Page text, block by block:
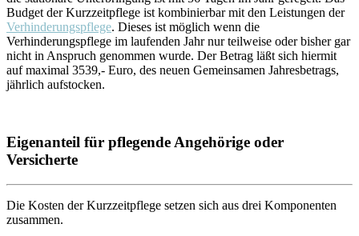
Budget der Kurzzeitpflege ist kombinierbar mit den Leistungen der
Verhinderungspflege. Dieses ist möglich wenn die
Verhinderungspflege im laufenden Jahr nur teilweise oder bisher gar
nicht in Anspruch genommen wurde. Der Betrag läßt sich hiermit
auf maximal 3539,- Euro, des neuen Gemeinsamen Jahresbetrags,
jährlich aufstocken.
Eigenanteil für pflegende Angehörige oder
Versicherte
Die Kosten der Kurzzeitpflege setzen sich aus drei Komponenten
zusammen.